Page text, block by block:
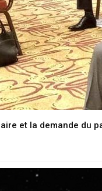
et la demande du